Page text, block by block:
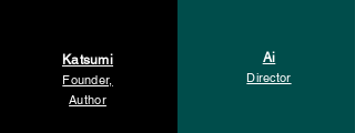
Ai
Director
Katsumi
Founder,
Author